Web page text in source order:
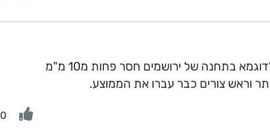
בתחנה של ירושמים חסר פחות מ10 מ"מ
וראש צורים כבר עברו את הממוצע.
0